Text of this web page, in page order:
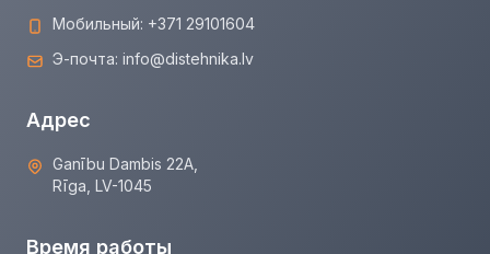
Мобильный: +371 29101604
Э-почта: info@distehnika.lv
Адрес
Ganību Dambis 22A,
Rīga, LV-1045
Время работы